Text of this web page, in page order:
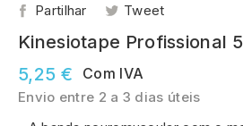
Partilhar Tweet
Kinesiotape Profissional
5,25 €
Com IVA
Envio entre 2 a 3 dias úteis